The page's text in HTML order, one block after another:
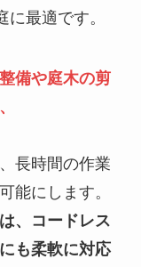
最適です。
備や庭木の剪
長時間の作業
能にします。
、コードレス
も柔軟に対応